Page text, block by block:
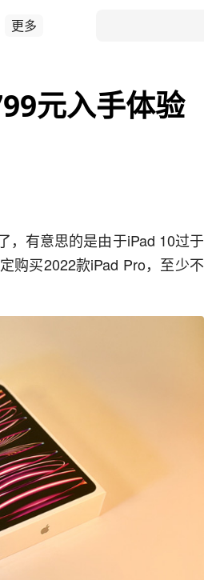
更多
元入手体验
，有意思的是由于iPad 10过于
购买2022款iPad Pro，至少不